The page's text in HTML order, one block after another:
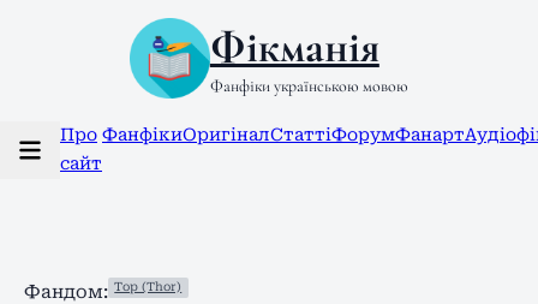
Фікманія
Фанфіки українською мовою
Про
сайт
ФанфікиОригіналСтаттіФорумФанарт
Фандом: Тор (Thor)